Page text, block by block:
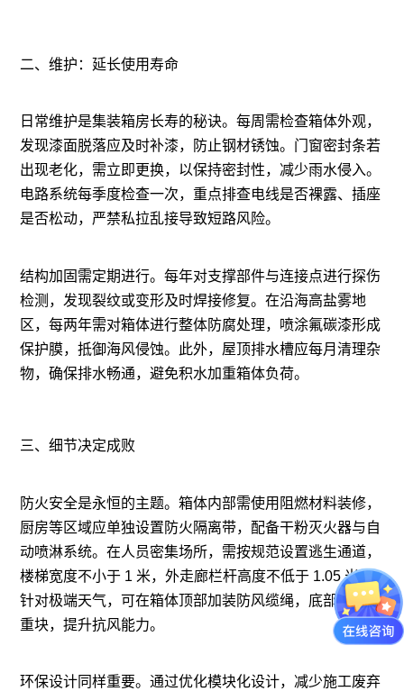
二、维护：延长使用寿命
日常维护是集装箱房长寿的秘诀。每周需检查箱体外观，
发现漆面脱落应及时补漆，防止钢材锈蚀。门窗密封条若
出现老化，需立即更换，以保持密封性，减少雨水侵入。
电路系统每季度检查一次，重点排查电线是否裸露、插座
是否松动，严禁私拉乱接导致短路风险。
结构加固需定期进行。每年对支撑部件与连接点进行探伤
检测，发现裂纹或变形及时焊接修复。在沿海高盐雾地
区，每两年需对箱体进行整体防腐处理，喷涂氟碳漆形成
保护膜，抵御海风侵蚀。此外，屋顶排水槽应每月清理杂
物，确保排水畅通，避免积水加重箱体负荷。
三、细节决定成败
防火安全是永恒的主题。箱体内部需使用阻燃材料装修，
厨房等区域应单独设置防火隔离带，配备干粉灭火器与自
动喷淋系统。在人员密集场所，需按规范设置逃生通道，
楼梯宽度不小于 1 米，外走廊栏杆高度不低于 1.05 米。
针对极端天气，可在箱体顶部加装防风缆绳，底部增加配
重块，提升抗风能力。
环保设计同样重要。通过优化模块化设计，减少施工废弃